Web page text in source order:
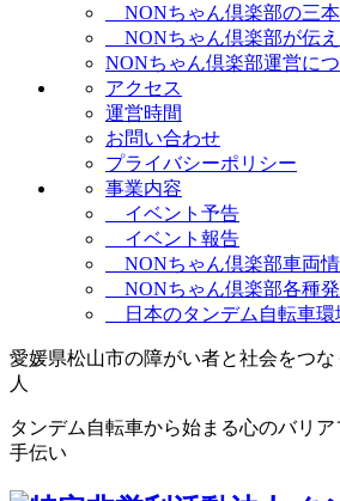
NONちゃん倶楽部の三
NONちゃん倶楽部が伝
NONちゃん倶楽部運営に
アクセス
運営時間
お問い合わせ
プライバシーポリシー
事業内容
イベント予告
イベント報告
NONちゃん倶楽部車両
NONちゃん倶楽部各種
日本のタンデム自転車環
愛媛県松山市の障がい者と社会をつ
人
タンデム自転車から始まる心のバリ
手伝い